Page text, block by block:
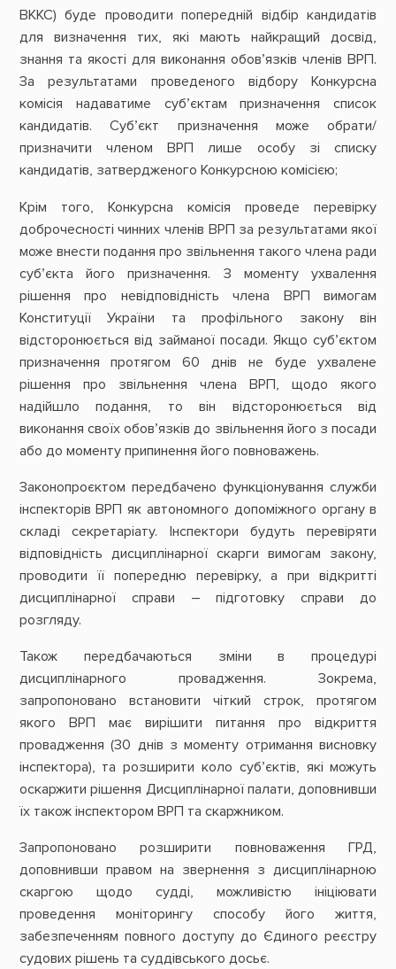
ВККС) буде проводити попередній відбір кандидатів
для визначення тих, які мають найкращий досвід,
знання та якості для виконання обов’язків членів ВРП.
За результатами проведеного відбору Конкурсна
комісія надаватиме суб’єктам призначення список
кандидатів. Суб’єкт призначення може обрати/
призначити членом ВРП лише особу зі списку
кандидатів, затвердженого Конкурсною комісією;
Крім того, Конкурсна комісія проведе перевірку
доброчесності чинних членів ВРП за результатами якої
може внести подання про звільнення такого члена ради
суб’єкта його призначення. З моменту ухвалення
рішення про невідповідність члена ВРП вимогам
Конституції України та профільного закону він
відсторонюється від займаної посади. Якщо суб’єктом
призначення протягом 60 днів не буде ухвалене
рішення про звільнення члена ВРП, щодо якого
надійшло подання, то він відсторонюється від
виконання своїх обов’язків до звільнення його з посади
або до моменту припинення його повноважень.
Законопроєктом передбачено функціонування служби
інспекторів ВРП як автономного допоміжного органу в
складі секретаріату. Інспектори будуть перевіряти
відповідність дисциплінарної скарги вимогам закону,
проводити її попередню перевірку, а при відкритті
дисциплінарної справи – підготовку справи до
розгляду.
Також передбачаються зміни в процедурі
дисциплінарного провадження. Зокрема,
запропоновано встановити чіткий строк, протягом
якого ВРП має вирішити питання про відкриття
провадження (30 днів з моменту отримання висновку
інспектора), та розширити коло суб’єктів, які можуть
оскаржити рішення Дисциплінарної палати, доповнивши
їх також інспектором ВРП та скаржником.
Запропоновано розширити повноваження ГРД,
доповнивши правом на звернення з дисциплінарною
скаргою щодо судді, можливістю ініціювати
проведення моніторингу способу його життя,
забезпеченням повного доступу до Єдиного реєстру
судових рішень та суддівського досьє.